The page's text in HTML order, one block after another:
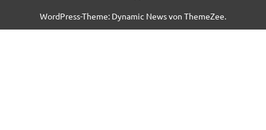
WordPress-Theme: Dynamic News von ThemeZee.